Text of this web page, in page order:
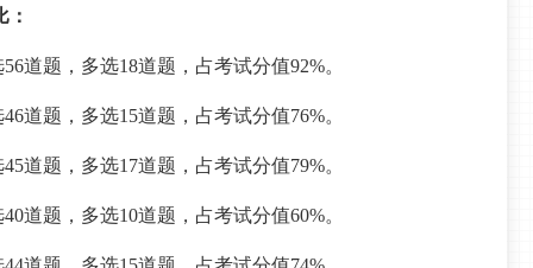
道题，多选18道题，占考试分值92%。
道题，多选15道题，占考试分值76%。
道题，多选17道题，占考试分值79%。
道题，多选10道题，占考试分值60%。